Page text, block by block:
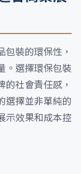
裝的環保性，
。選擇環保包裝
社會責任感，
選擇並非單純的
示效果和成本控